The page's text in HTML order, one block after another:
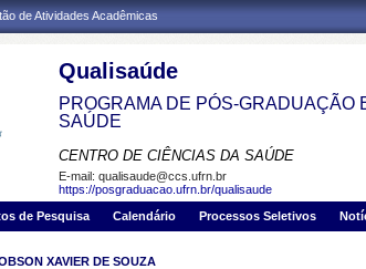
de Atividades Acadêmicas
Qualisaúde
PROGRAMA DE PÓS-GRADUAÇÃO
SAÚDE
CENTRO DE CIÊNCIAS DA SAÚDE
E-mail: qualisaude@ccs.ufrn.br
https://posgraduacao.ufrn.br/qualisaude
de Pesquisa Calendário Processos Seletivos
XAVIER DE SOUZA